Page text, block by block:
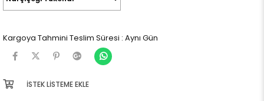
Kargoya Tahmini Teslim Süresi : Aynı Gün
İSTEK LISTEME EKLE